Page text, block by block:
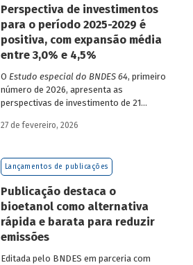
Perspectiva de investimentos
para o período 2025-2029 é
positiva, com expansão média
entre 3,0% e 4,5%
O Estudo especial do BNDES 64, primeiro
número de 2026, apresenta as
perspectivas de investimento de 21
período de 2025 a 2029.
27 de fevereiro, 2026
Lançamentos de publicações
Publicação destaca o
bioetanol como alternativa
rápida e barata para reduzir
emissões
Editada pelo BNDES em parceria com